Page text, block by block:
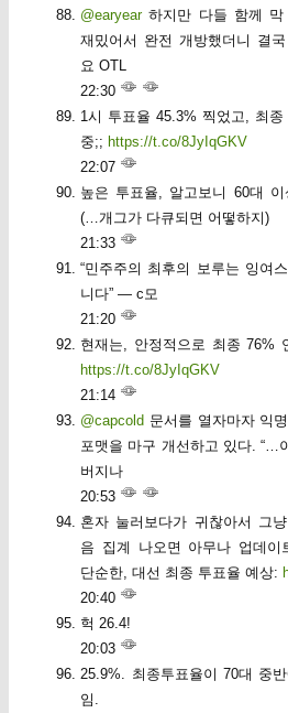
@earyear하지만 다들 함께 막
재밌어서 완전 개방했더니 결
요 OTL
22:30
1시 투표율 45.3% 찍었고, 최
중;; https://t.co/8JyIqGKV
22:07
높은 투표율, 알고보니 60대
(…개그가 다큐되면 어떻하지)
21:33
“민주주의 최후의 보루는 잉여
니다” — c모
21:20
현재는, 안정적으로 최종 76%
https://t.co/8JyIqGKV
21:14
@capcold 문서를 열자마자 익
포맷을 마구 개선하고 있다. “…
버지나
20:53
혼자 눌러보다가 귀찮아서 그
음 집계 나오면 아무나 업데이
단순한, 대선 최종 투표율 예상:
20:40
헉 26.4!
20:03
25.9%. 최종투표율이 70대 중
임.